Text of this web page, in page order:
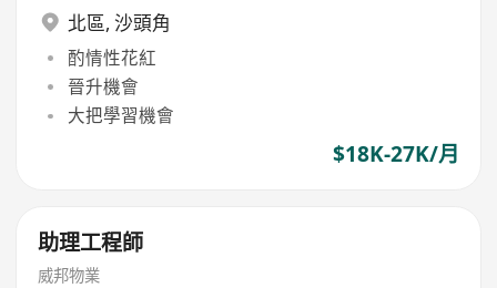
北區, 沙頭角
酌情性花紅
晉升機會
大把學習機會
$18K-27K/月
助理工程師
威邦物業